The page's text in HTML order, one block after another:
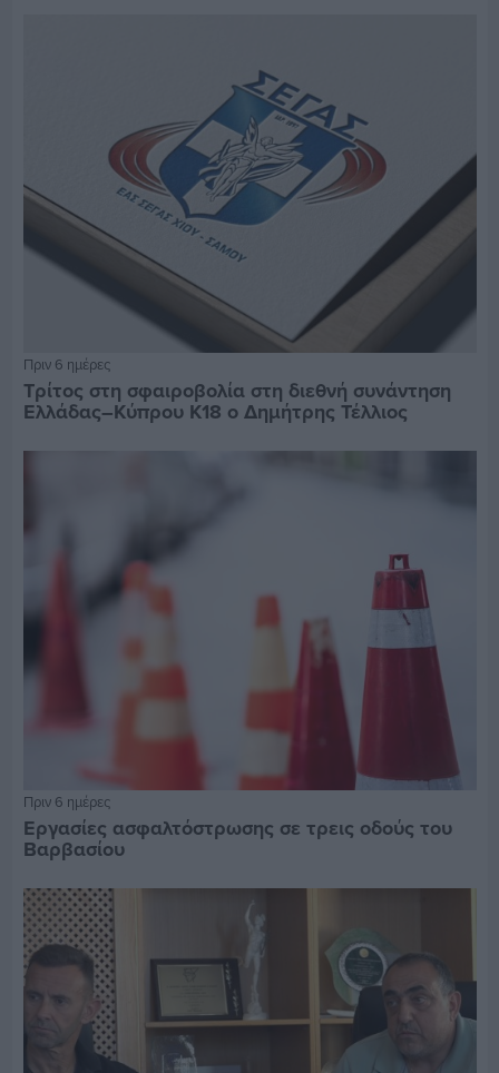
Πριν 6 ημέρες
Τρίτος στη σφαιροβολία στη διεθνή συνάντηση
Ελλάδας–Κύπρου Κ18 ο Δημήτρης Τέλλιος
Πριν 6 ημέρες
Εργασίες ασφαλτόστρωσης σε τρεις οδούς του
Βαρβασίου